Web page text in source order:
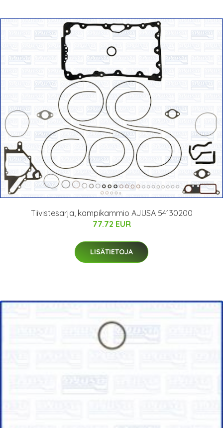
Tiivistesarja, kampikammio AJUSA 54130200
77.72 EUR
LISÄTIETOJA